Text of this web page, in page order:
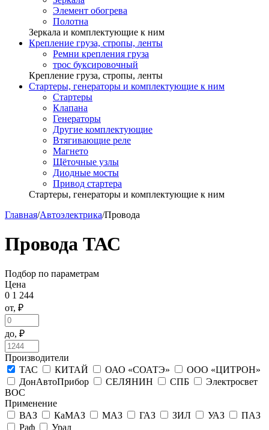
Элемент обогрева
Полотна
Зеркала и комплектующие к ним
Крепление груза, стропы, ленты
Ремни крепления груза
трос буксировочный
Крепление груза, стропы, ленты
Стартеры, генераторы и комплектующие к ним
Стартеры
Клапана
Генераторы
Другие комплектующие
Втягивающие реле
Магнето
Щёточные узлы
Диодные мосты
Привод стартера
Стартеры, генераторы и комплектующие к ним
Главная/Автоэлектрика/Провода
Провода ТАС
Подбор по параметрам
Цена
0 1 244
от, ₽
до, ₽
Производители
ТАС
КИТАЙ ОАО «СОАТЭ»
ООО «ЦИТРОН»
ДонАвтоПрибор
СЕЛЯНИН СПБ
Электросвет
ВОС
Применение
ВАЗ
КаМАЗ МАЗ ГАЗ ЗИЛ УАЗ
ПАЗ
Раф
Урал